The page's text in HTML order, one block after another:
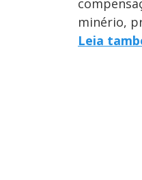
minério,
Leia